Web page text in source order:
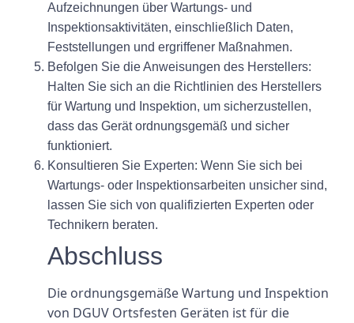
Aufzeichnungen über Wartungs- und
Inspektionsaktivitäten, einschließlich Daten,
Feststellungen und ergriffener Maßnahmen.
Befolgen Sie die Anweisungen des Herstellers:
Halten Sie sich an die Richtlinien des Herstellers
für Wartung und Inspektion, um sicherzustellen,
dass das Gerät ordnungsgemäß und sicher
funktioniert.
Konsultieren Sie Experten: Wenn Sie sich bei
Wartungs- oder Inspektionsarbeiten unsicher sind,
lassen Sie sich von qualifizierten Experten oder
Technikern beraten.
Abschluss
Die ordnungsgemäße Wartung und Inspektion
von DGUV Ortsfesten Geräten ist für die